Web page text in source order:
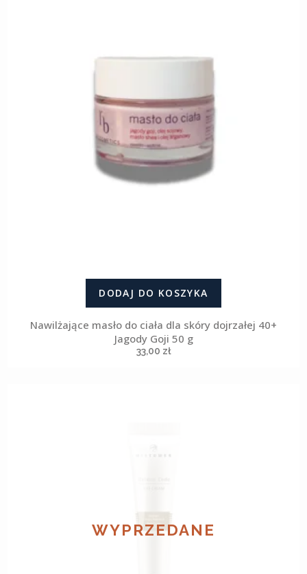
DODAJ DO KOSZYKA
Nawilżające masło do ciała dla skóry dojrzałej 40+
Jagody Goji 50 g
33,00 zł
WYPRZEDANE